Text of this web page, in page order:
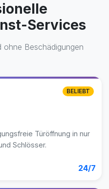
Services
ohne Beschädigungen
Türöffnung in nur
Schlösser.
24/7
BELIEBT